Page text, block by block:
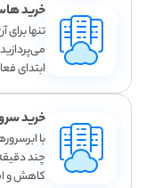
خرید
تنها برای
ابتدای
خرید
با
چند
کاهش و